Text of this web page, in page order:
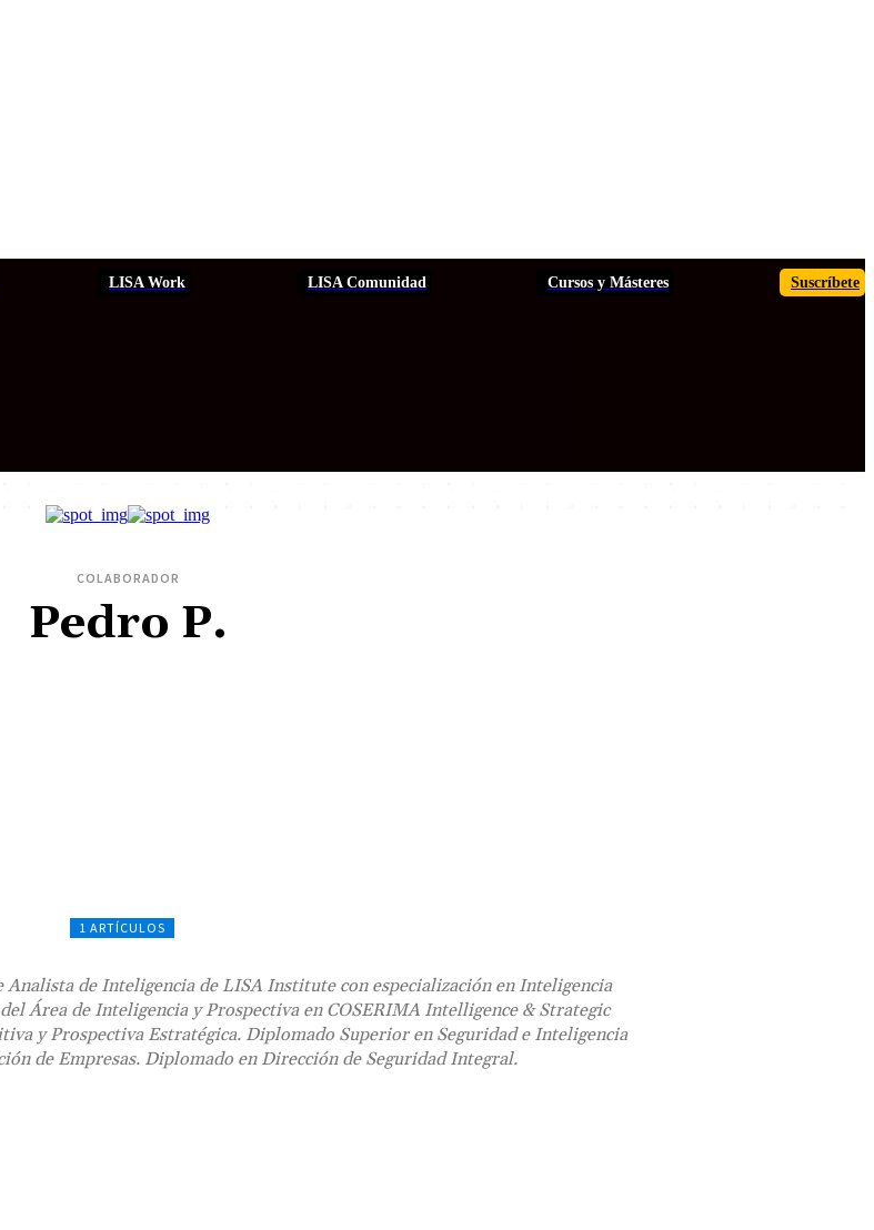
Suscríbete
Cursos y Másteres
LISA Comunidad
LISA Work
COLABORADOR
Pedro P.
1 ARTÍCULOS
de Inteligencia de LISA Institute con especialización en Inteligencia
Área de Inteligencia y Prospectiva en COSERIMA Intelligence & Strategic
y Prospectiva Estratégica. Diplomado Superior en Seguridad e Inteligencia
de Empresas. Diplomado en Dirección de Seguridad Integral.